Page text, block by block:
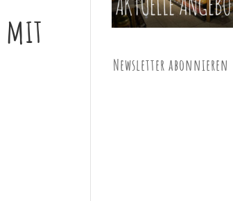
mit
Newsletter abonnieren